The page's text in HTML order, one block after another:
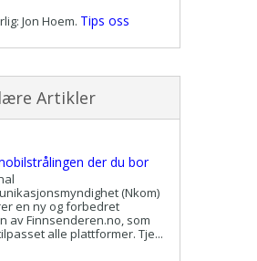
Jon Hoem. Tips oss
Artikler
der du bor
(Nkom)
en ny og forbedret
av Finnsenderen.no, som
alle plattformer. Tje...